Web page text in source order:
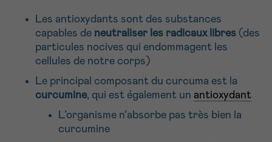
Les antioxydants sont des substances
capables de neutraliser les radicaux libres (des
particules nocives qui endommagent les
cellules de notre corps)
Le principal composant du curcuma est la
curcumine, qui est également un antioxydant
L’organisme n’absorbe pas très bien la
curcumine
Envoyer